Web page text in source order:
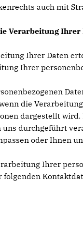
auch mit
Verarbeitung Ihrer
Ihrer Daten
Ihrer
die
dargestellt
uns durchgeführt
oder Ihnen
Ihrer
folgenden